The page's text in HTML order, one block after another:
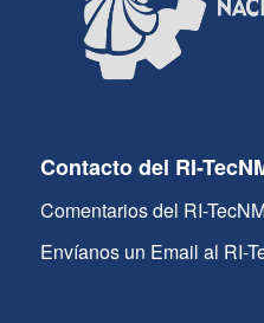
Contacto del RI-
Comentarios del RI-
Envíanos un Email al RI-